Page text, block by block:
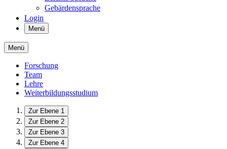
Gebärdensprache
Login
Menü
Menü
Forschung
Team
Lehre
Weiterbildungsstudium
Zur Ebene 1
Zur Ebene 2
Zur Ebene 3
Zur Ebene 4